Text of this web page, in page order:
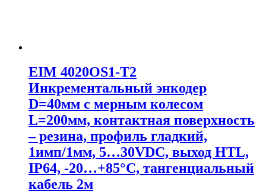
EIM 4020OS1-T2
Инкрементальный энкодер
D=40мм с мерным колесом
L=200мм, контактная поверхность
– резина, профиль гладкий,
1имп/1мм, 5…30VDC, выход HTL,
IP64, -20…+85°C, тангенциальный
кабель 2м